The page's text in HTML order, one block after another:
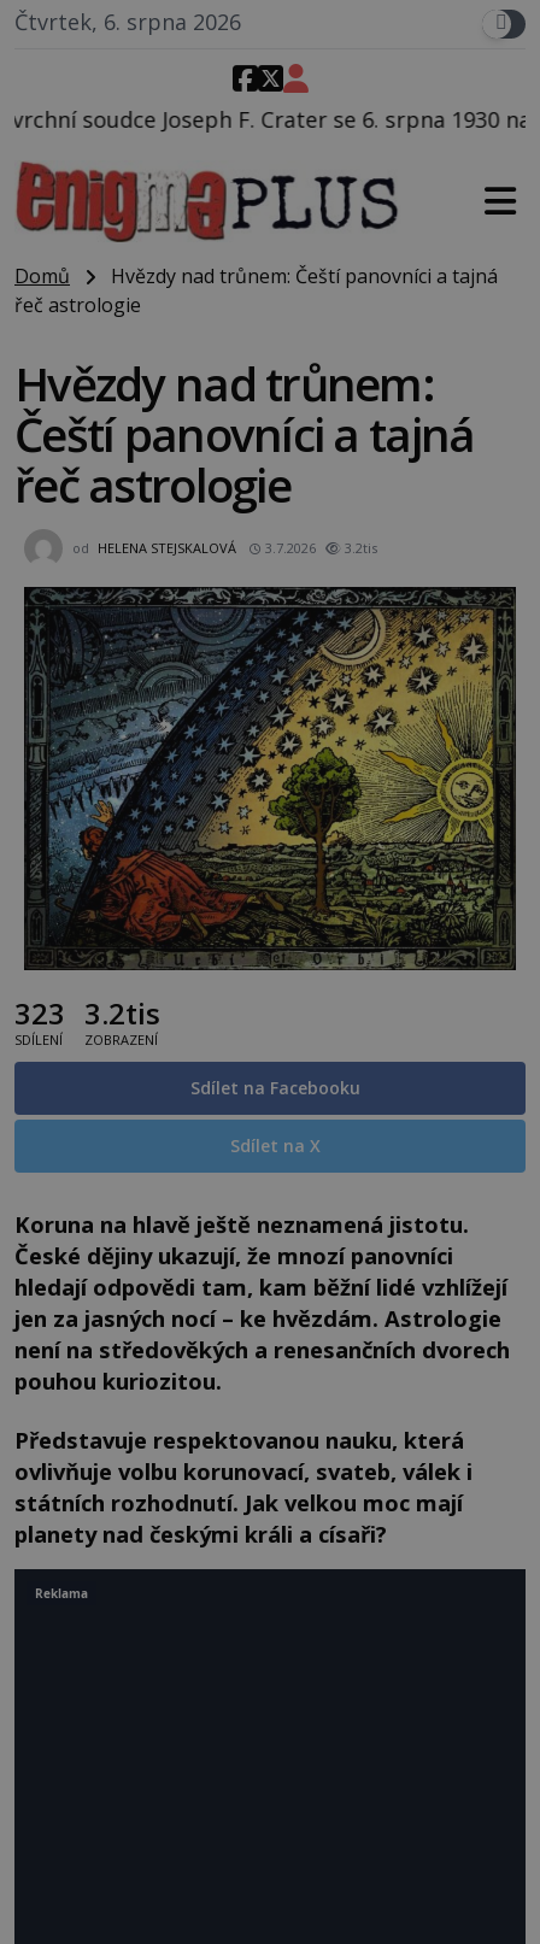
Čtvrtek, 6. srpna 2026
Crater se 6. srpna 1930 navečeří ve své
Domů
Hvězdy nad trůnem: Čeští panovníci a tajná
řeč astrologie
Hvězdy nad trůnem:
Čeští panovníci a tajná
řeč astrologie
od HELENA STEJSKALOVÁ 3.7.2026 3.2tis
323
SDÍLENÍ
3.2tis
ZOBRAZENÍ
Sdílet na Facebooku
Sdílet na X
Koruna na hlavě ještě neznamená jistotu.
České dějiny ukazují, že mnozí panovníci
hledají odpovědi tam, kam běžní lidé vzhlížejí
jen za jasných nocí – ke hvězdám. Astrologie
není na středověkých a renesančních dvorech
pouhou kuriozitou.
Představuje respektovanou nauku, která
ovlivňuje volbu korunovací, svateb, válek i
státních rozhodnutí. Jak velkou moc mají
planety nad českými králi a císaři?
Reklama